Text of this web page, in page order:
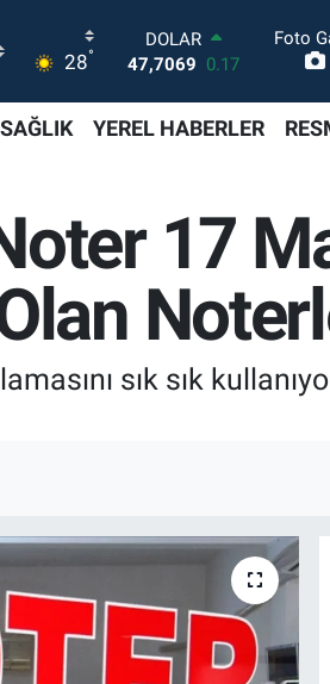
28°
DOLAR
47,7069 0.17
STERLİN
6574.81
1.44
BİST100
13.887
64
BITCOIN
64.360,53
-0.76
Foto
SAĞLIK YEREL HABERLER
17
sık sık